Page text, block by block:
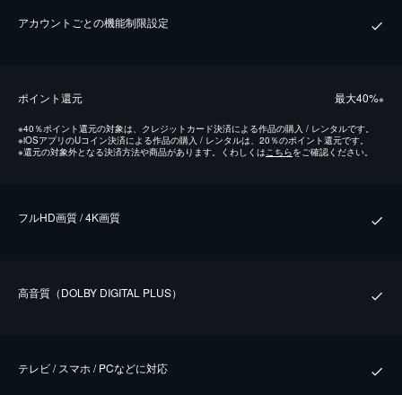
アカウントごとの機能制限設定
ポイント還元 最⼤40%※
※40％ポイント還元の対象は、クレジットカード決済による作品の購入 / レンタルです。
※iOSアプリのUコイン決済による作品の購入 / レンタルは、20％のポイント還元です。
※還元の対象外となる決済方法や商品があります。くわしくは こちらをご確認ください。
フルHD画質 / 4K画質
⾼⾳質（DOLBY DIGITAL PLUS）
テレビ / スマホ / PCなどに対応